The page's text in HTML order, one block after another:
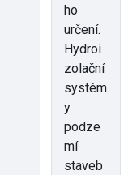
ho
určení.
Hydroi
zolační
systém
y
podze
mí
staveb